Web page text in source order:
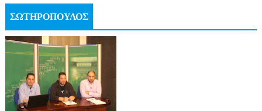
ΣΩΤΗΡΟΠΟΥΛΟΣ